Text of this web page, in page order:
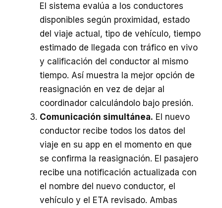
El sistema evalúa a los conductores
disponibles según proximidad, estado
del viaje actual, tipo de vehículo, tiempo
estimado de llegada con tráfico en vivo
y calificación del conductor al mismo
tiempo. Así muestra la mejor opción de
reasignación en vez de dejar al
coordinador calculándolo bajo presión.
Comunicación simultánea. El nuevo
conductor recibe todos los datos del
viaje en su app en el momento en que
se confirma la reasignación. El pasajero
recibe una notificación actualizada con
el nombre del nuevo conductor, el
vehículo y el ETA revisado. Ambas